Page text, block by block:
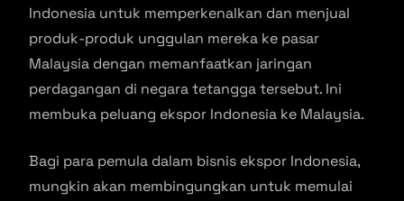
Indonesia untuk memperkenalkan dan menjual
produk-produk unggulan mereka ke pasar
Malaysia dengan memanfaatkan jaringan
perdagangan di negara tetangga tersebut. Ini
membuka peluang ekspor Indonesia ke Malaysia.
Bagi para pemula dalam bisnis ekspor Indonesia,
mungkin akan membingungkan untuk memulai